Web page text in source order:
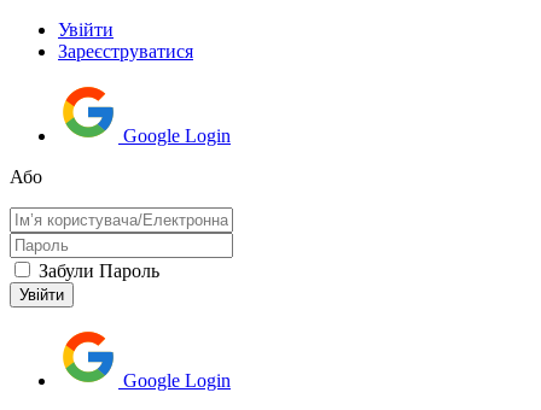
Увійти
Зареєструватися
Google Login
Або
Забули Пароль
Google Login